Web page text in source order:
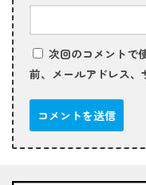
次回のコメントで
前、メールアドレス、